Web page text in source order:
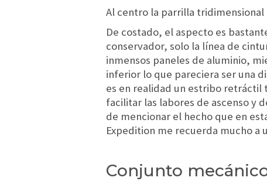
Al centro la parrilla
De costado, el aspecto es
conservador, solo la línea de
inmensos paneles de aluminio,
inferior lo que pareciera ser una
es en realidad un estribo
facilitar las labores de ascenso y
de mencionar el hecho que en
Expedition me recuerda mucho a
Conjunto